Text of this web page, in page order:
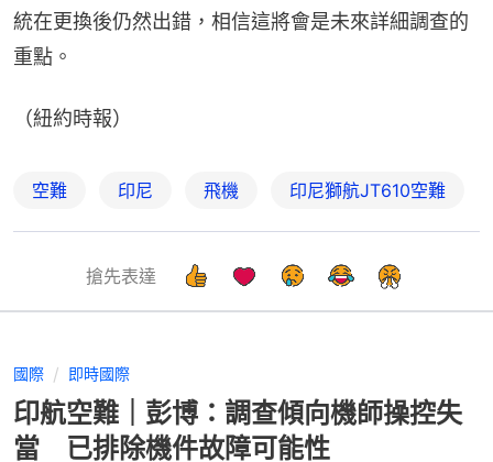
統在更換後仍然出錯，相信這將會是未來詳細調查的
重點。
（紐約時報）
空難 印尼 飛機 印尼獅航JT610空難
搶先表達
國際 即時國際
印航空難｜彭博：調查傾向機師操控失
當 已排除機件故障可能性